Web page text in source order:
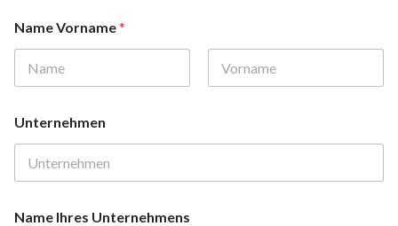
Name Vorname*
Unternehmen
Name Ihres Unternehmens